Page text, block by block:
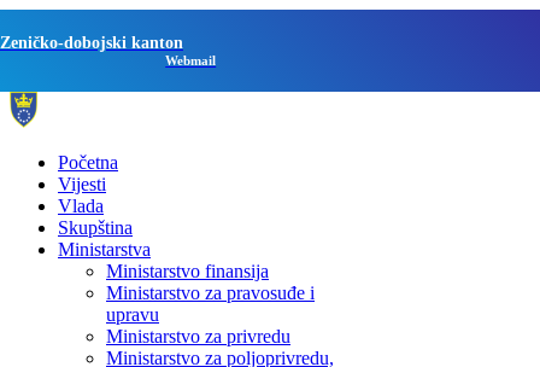
Zeničko-dobojski kanton
Webmail
Početna
Vijesti
Vlada
Skupština
Ministarstva
Ministarstvo finansija
Ministarstvo za pravosuđe i
upravu
Ministarstvo za privredu
Ministarstvo za poljoprivredu,